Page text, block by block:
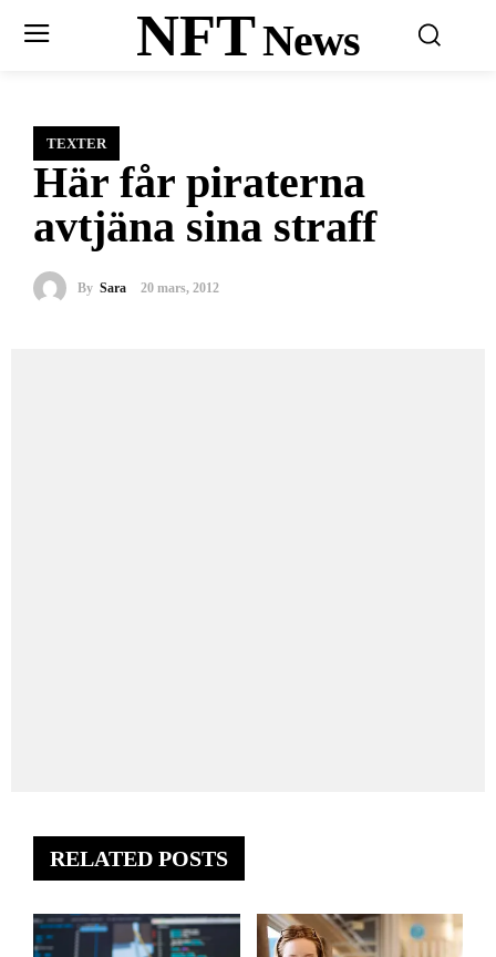
NFTNews
TEXTER
Här får piraterna
avtjäna sina straff
By Sara 20 mars, 2012
RELATED POSTS